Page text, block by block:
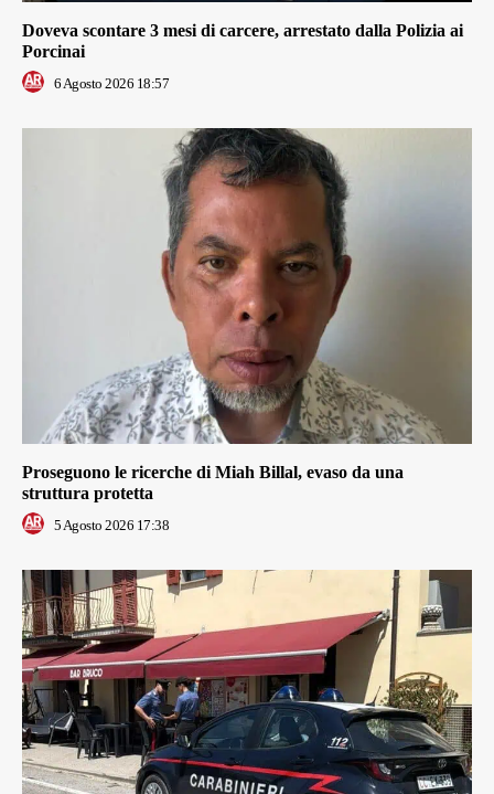
Doveva scontare 3 mesi di carcere, arrestato dalla Polizia ai
Porcinai
6 Agosto 2026 18:57
Proseguono le ricerche di Miah Billal, evaso da una
struttura protetta
5 Agosto 2026 17:38